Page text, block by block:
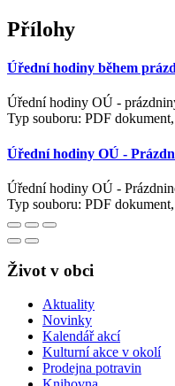
Přílohy
Úřední hodiny během
Úřední hodiny OÚ -
Typ souboru: PDF
Úřední hodiny OÚ -
Úřední hodiny OÚ -
Typ souboru: PDF
Život v obci
Aktuality
Novinky
Kalendář akcí
Kulturní akce v okolí
Prodejna potravin